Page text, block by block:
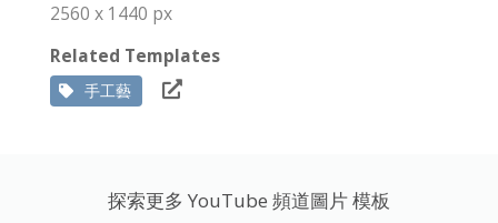
2560 x 1440 px
Related Templates
手工藝
探索更多 YouTube 頻道圖片 模板